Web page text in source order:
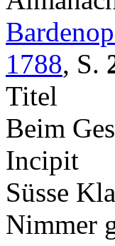
1788, S.
Titel
Beim
Incipit
Süsse
Nimmer